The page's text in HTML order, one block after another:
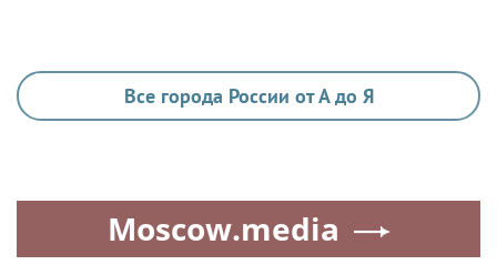
Все города России от А до Я
Moscow.media